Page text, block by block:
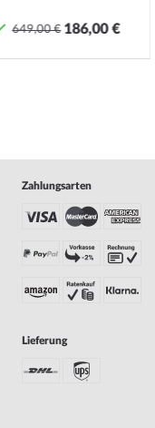
Pflege-Tipps .
649,00 € 186,00 €
Zahlungsarten
Lieferung